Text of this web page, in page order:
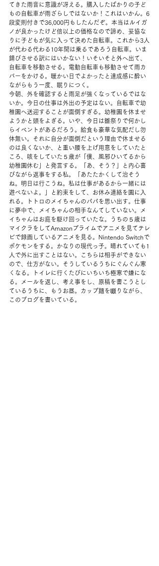
てきた雨音に意識が冴える。購入したばかりの子ど
もの自転車が雨ざらしではないか！これはいかん。6
段変則付きで36,000円もしたんだぞ。本当はルイガ
ノが良かったけど倍以上の価格なので諦め、妥協な
りに子どもが気に入って決めた自転車。これから3人
が代わる代わる10年間は乗るであろう自転車。いま
錆びさせる訳にはいかない！いそいそと外へ出て、
自転車を移動させる。電動自転車も移動させて雨カ
バーをかける。暖かい日でよかったと達成感に酔い
ながらもう一度、眠りにつく。
今朝、外を確認すると雨足が強くなっているではな
いか。今日の仕事は外出の予定はない。自転車で幼
稚園へ送迎することが面倒すぎる。幼稚園を休ませ
ようかと頭をよぎる。いや、今日は雛祭りで何かし
らイベントがあるだろう。給食も豪華な気配だし勿
体無い。それに自分が面倒だという理由で休ませる
のは良くないか、と重い腰を上げ用意をしていたと
ころ、咳をしていた５歳が「僕、風邪ひいてるから
幼稚園休む」と発言する。「あ、そう？」と内心喜
びながら返事をする私。「あたたかくして治そう
ね。明日は行こうね。私は仕事があるから一緒には
遊べないよ。」と約束をして、お休み連絡を園に入
れる。トトロのメイちゃんのパパを思い出す。仕事
に夢中で、メイちゃんの相手なんてしていない。メ
イちゃんはお庭を駆け回っていたな。うちの５歳は
マイクラをしてAmazonプライムでアニメを見てテレ
ビで録画しているアニメを見る。Nintendo Switchで
ポケモンをする。かなりの現代っ子。晴れていても1
人で外に出すことはない。こちらは相手ができない
ので、仕方がない。そうしているうちにぐんぐん寒
くなる。トイレに行くたびにいちいち極寒で嫌にな
る。メールを返し、考え事をし、原稿を書こうとし
ているうちに、もうお昼。カップ麺を啜りながら、
このブログを書いている。